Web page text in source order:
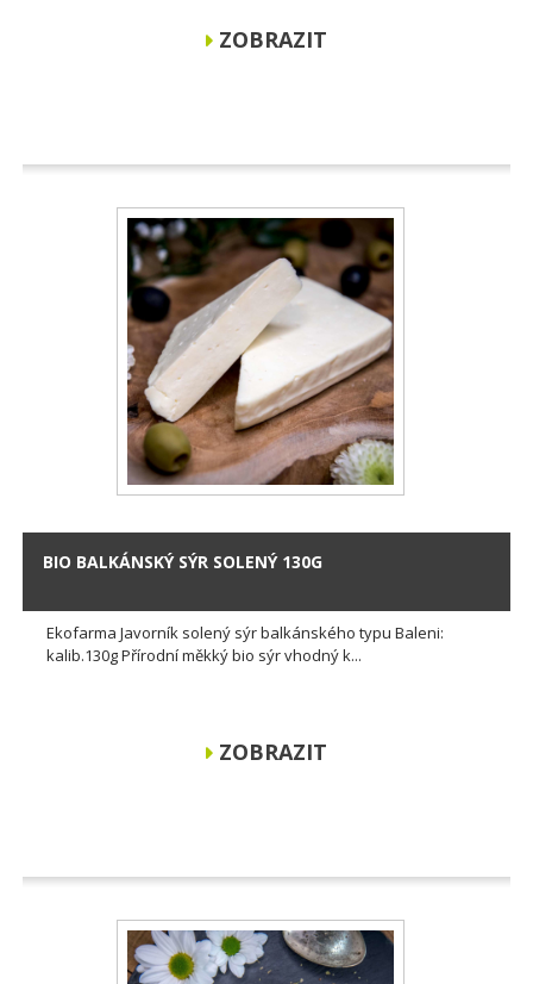
ZOBRAZIT
BIO BALKÁNSKÝ SÝR SOLENÝ 130G
Ekofarma Javorník solený sýr balkánského typu Baleni:
kalib.130g Přírodní měkký bio sýr vhodný k...
ZOBRAZIT